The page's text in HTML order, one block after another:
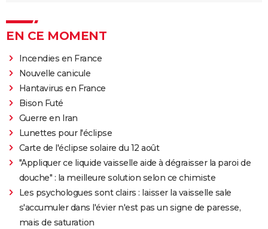
EN CE MOMENT
Incendies en France
Nouvelle canicule
Hantavirus en France
Bison Futé
Guerre en Iran
Lunettes pour l'éclipse
Carte de l'éclipse solaire du 12 août
"Appliquer ce liquide vaisselle aide à dégraisser la paroi de
douche" : la meilleure solution selon ce chimiste
Les psychologues sont clairs : laisser la vaisselle sale
s'accumuler dans l'évier n'est pas un signe de paresse,
mais de saturation